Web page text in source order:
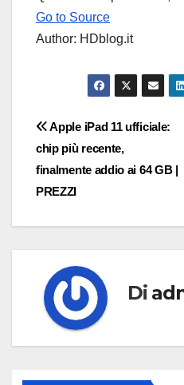
Go to Source
Author: HDblog.it
Navigazione
articoli
Apple iPad 11 ufficiale:
chip più recente,
finalmente addio ai 64 GB |
PREZZI
Di